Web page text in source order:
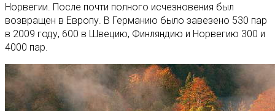
Норвегии. После почти полного исчезновения был
возвращен в Европу. В Германию было завезено 530 пар
в 2009 году, 600 в Швецию, Финляндию и Норвегию 300 и
4000 пар.